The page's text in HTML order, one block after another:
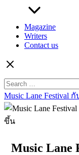
Magazine
Writers
Contact us
for:
Music Lane
Music Lane